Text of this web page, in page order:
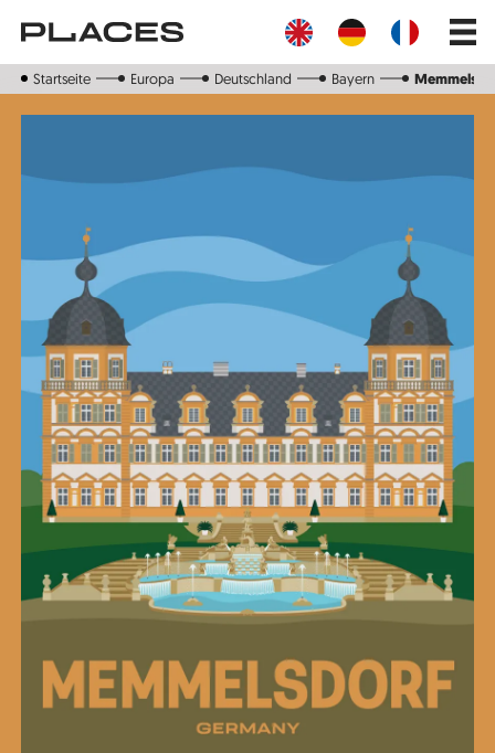
zum
Inhalt
Main
Startseite Europa Deutschland Bayern